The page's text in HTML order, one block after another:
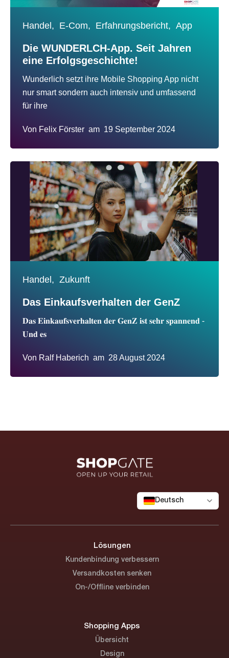
Handel, E-Com, Erfahrungsbericht, App
Die WUNDERLCH-App. Seit Jahren
eine Erfolgsgeschichte!
Wunderlich setzt ihre Mobile Shopping App nicht
nur smart sondern auch intensiv und umfassend
für ihre
Von Felix Förster am 19 September 2024
Handel, Zukunft
Das Einkaufsverhalten der GenZ
𝐃𝐚𝐬 𝐄𝐢𝐧𝐤𝐚𝐮𝐟𝐬𝐯𝐞𝐫𝐡𝐚𝐥𝐭𝐞𝐧 𝐝𝐞𝐫 𝐆𝐞𝐧𝐙 𝐢𝐬𝐭 𝐬𝐞𝐡𝐫 𝐬𝐩𝐚𝐧𝐧𝐞𝐧𝐝 -
𝐔𝐧𝐝 𝐞𝐬
Von Ralf Haberich am 28 August 2024
Deutsch
Lösungen
Kundenbindung verbessern
Versandkosten senken
On-/Offline verbinden
Shopping Apps
Übersicht
Design